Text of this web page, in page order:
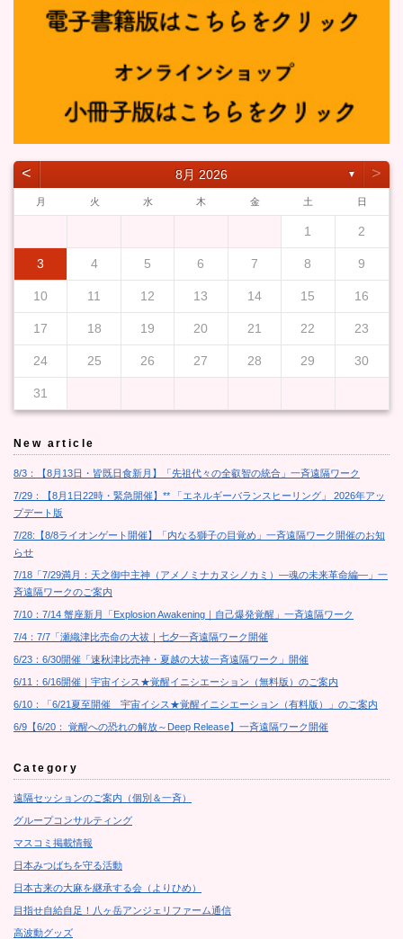
˂ 8月 2026 ▼ ˃
月 火 水 木 金 土 日
1 2
3 4 5 6 7 8 9
10 11 12 13 14 15 16
17 18 19 20 21 22 23
24 25 26 27 28 29 30
31
New article
8/3：【8月13日・皆既日食新月】「先祖代々の全叡智の統合」一斉遠隔ワーク
7/29：【8月1日22時・緊急開催】** 「エネルギーバランスヒーリング」 2026年アッ
プデート版
7/28:【8/8ライオンゲート開催】「内なる獅子の目覚め」一斉遠隔ワーク開催のお知
らせ
7/18「7/29満月：天之御中主神（アメノミナカヌシノカミ）―魂の未来革命編―」一
斉遠隔ワークのご案内
7/10：7/14 蟹座新月「Explosion Awakening｜自己爆発覚醒」一斉遠隔ワーク
7/4：7/7「瀬織津比売命の大祓｜七夕一斉遠隔ワーク開催
6/23：6/30開催「速秋津比売神・夏越の大祓一斉遠隔ワーク」開催
6/11：6/16開催｜宇宙イシス★覚醒イニシエーション（無料版）のご案内
6/10：「6/21夏至開催 宇宙イシス★覚醒イニシエーション（有料版）」のご案内
6/9【6/20： 覚醒への恐れの解放～Deep Release】一斉遠隔ワーク開催
Category
遠隔セッションのご案内（個別＆一斉）
グループコンサルティング
マスコミ掲載情報
日本みつばちを守る活動
日本古来の大麻を継承する会（よりひめ）
目指せ自給自足！八ヶ岳アンジェリファーム通信
高波動グッズ